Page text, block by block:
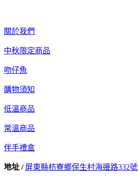
關於我們
中秋限定商品
吻仔魚
購物須知
低溫商品
常溫商品
伴手禮盒
地址 / 屏東縣枋寮鄉保生村海邊路332號